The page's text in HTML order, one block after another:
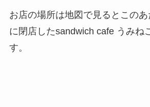
お店の場所は地図で見るとこの
に閉店したsandwich cafe うみね
す。